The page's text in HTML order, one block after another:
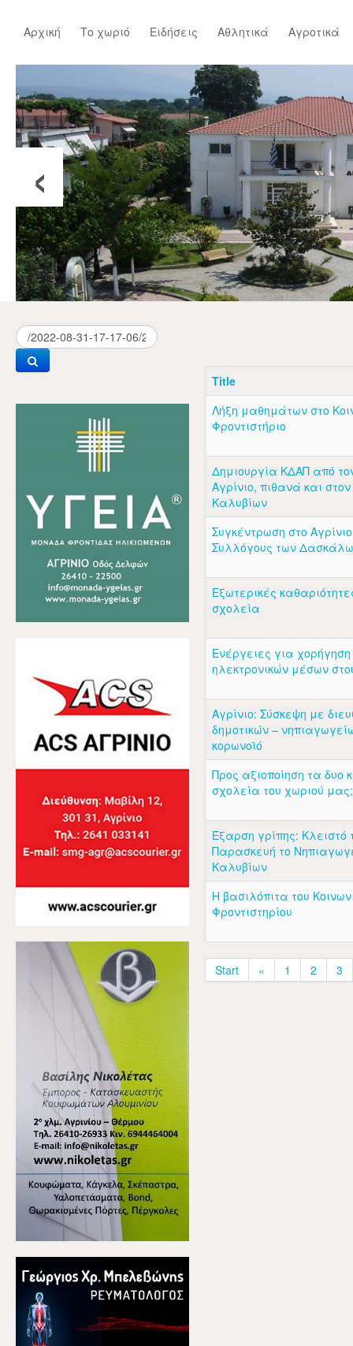
Αρχική Το χωριό Ειδήσεις Αθλητικά Αγροτικά
‹
Title
Λήξη μαθημάτων στο
Φροντιστήριο
Δημιουργία ΚΔΑΠ από
Αγρίνιο, πιθανά και
Καλυβίων
Συγκέντρωση στο
Συλλόγους των
Εξωτερικές
σχολεία
Ενέργειες για χορήγηση
ηλεκτρονικών μέσων
Αγρίνιο: Σύσκεψη με
δημοτικών –
κορωνοϊό
Προς αξιοποίηση τα δυο
σχολεία του χωριού μας;
Έξαρση γρίπης: Κλειστό
Παρασκευή το
Καλυβίων
Η βασιλόπιτα του
Φροντιστηρίου
Start « 1 2 3